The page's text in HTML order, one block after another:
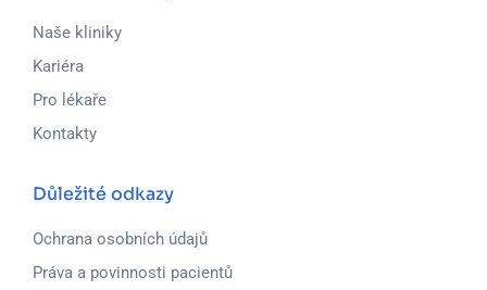
Naše kliniky
Kariéra
Pro lékaře
Kontakty
Důležité odkazy
Ochrana osobních údajů
Práva a povinnosti pacientů